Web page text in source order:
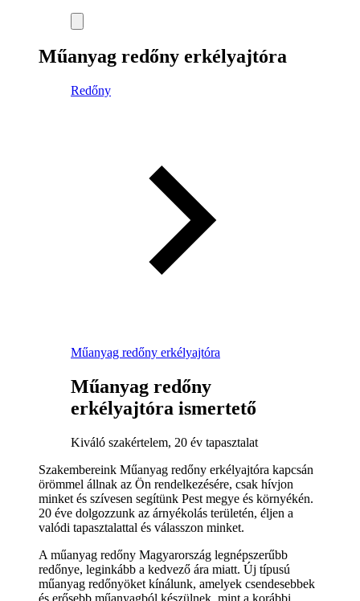
Műanyag redőny erkélyajtóra
Redőny
Műanyag redőny erkélyajtóra
Műanyag redőny
erkélyajtóra ismertető
Kiváló szakértelem, 20 év tapasztalat
Szakembereink Műanyag redőny erkélyajtóra kapcsán
örömmel állnak az Ön rendelkezésére, csak hívjon
minket és szívesen segítünk Pest megye és környékén.
20 éve dolgozzunk az árnyékolás területén, éljen a
valódi tapasztalattal és válasszon minket.
A műanyag redőny Magyarország legnépszerűbb
redőnye, leginkább a kedvező ára miatt. Új típusú
műanyag redőnyöket kínálunk, amelyek csendesebbek
és erősebb műanyagból készülnek, mint a korábbi